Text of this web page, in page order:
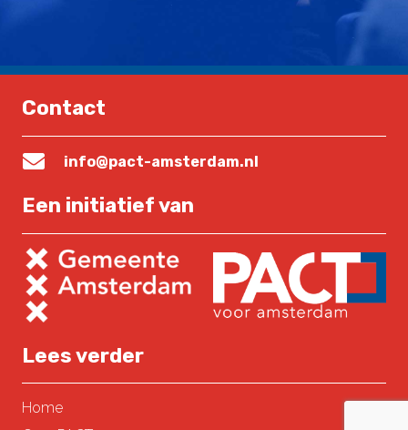
Contact
info@pact-amsterdam.nl
Een initiatief van
Lees verder
Home